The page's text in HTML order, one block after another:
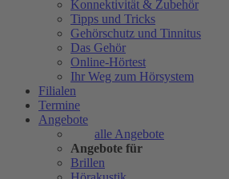
Konnektivität & Zubehör
Tipps und Tricks
Gehörschutz und Tinnitus
Das Gehör
Online-Hörtest
Ihr Weg zum Hörsystem
Filialen
Termine
Angebote
alle Angebote
Angebote für
Brillen